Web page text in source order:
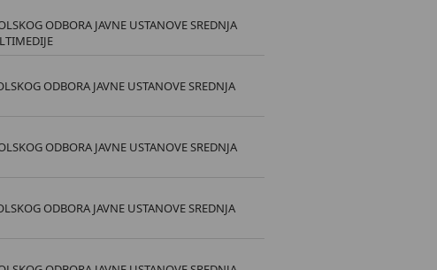
ODBORA JAVNE USTANOVE SREDNJA
ODBORA JAVNE USTANOVE SREDNJA
ODBORA JAVNE USTANOVE SREDNJA
ODBORA JAVNE USTANOVE SREDNJA